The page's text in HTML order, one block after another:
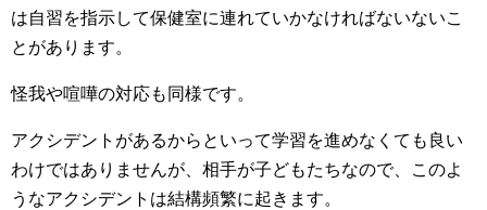
は自習を指示して保健室に連れていかなければないないこ
とがあります。
怪我や喧嘩の対応も同様です。
アクシデントがあるからといって学習を進めなくても良い
わけではありませんが、相手が子どもたちなので、このよ
うなアクシデントは結構頻繁に起きます。